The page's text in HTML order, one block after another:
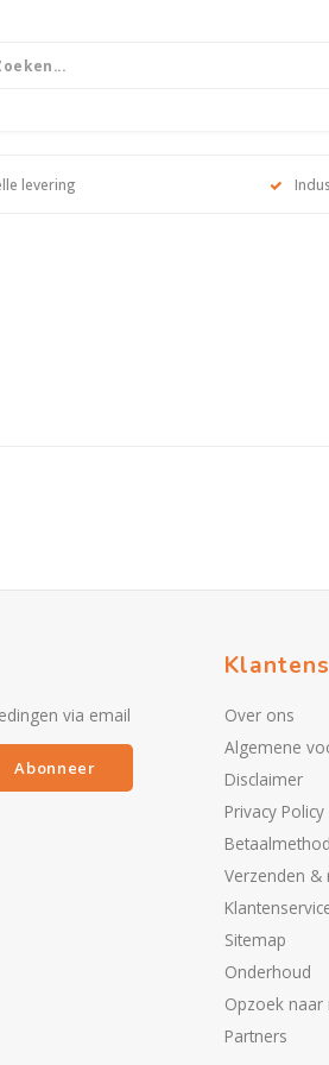
levering
via email
Abonneer
Over ons
Algemene
Disclaimer
Privacy Policy
Verzenden &
Sitemap
Onderhoud
Opzoek naar
Partners